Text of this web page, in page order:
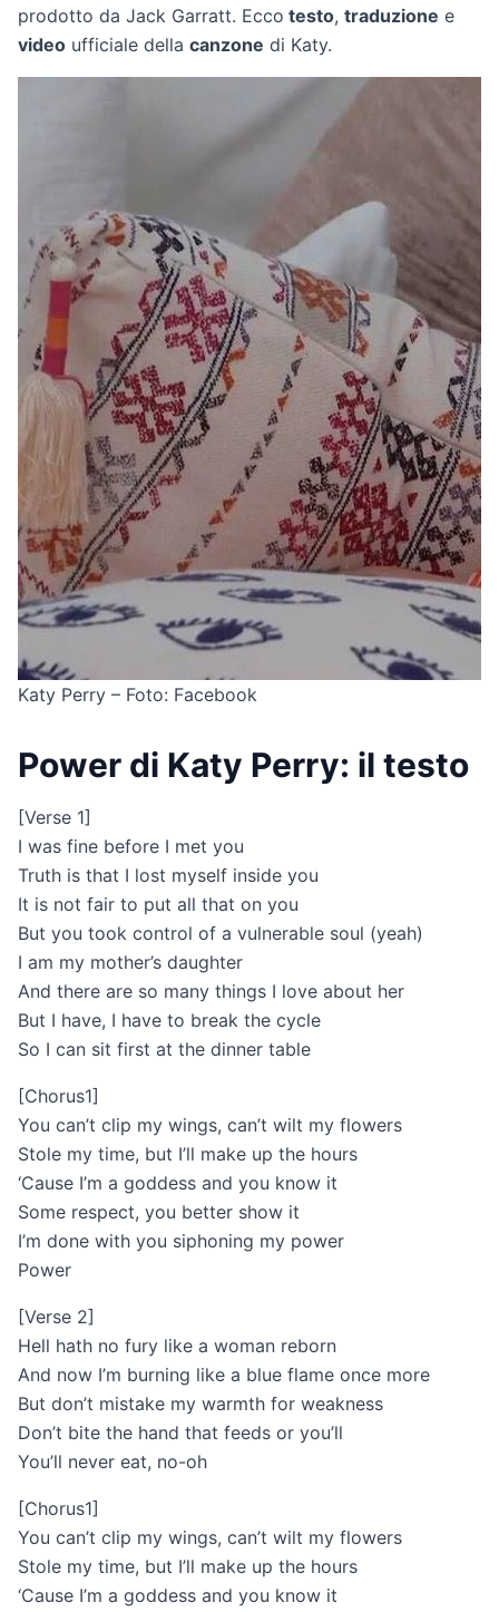
prodotto da Jack Garratt. Ecco testo, traduzione e
video ufficiale della canzone di Katy.
Katy Perry – Foto: Facebook
Power di Katy Perry: il testo
[Verse 1]
I was fine before I met you
Truth is that I lost myself inside you
It is not fair to put all that on you
But you took control of a vulnerable soul (yeah)
I am my mother’s daughter
And there are so many things I love about her
But I have, I have to break the cycle
So I can sit first at the dinner table
[Chorus1]
You can’t clip my wings, can’t wilt my flowers
Stole my time, but I’ll make up the hours
‘Cause I’m a goddess and you know it
Some respect, you better show it
I’m done with you siphoning my power
Power
[Verse 2]
Hell hath no fury like a woman reborn
And now I’m burning like a blue flame once more
But don’t mistake my warmth for weakness
Don’t bite the hand that feeds or you’ll
You’ll never eat, no-oh
[Chorus1]
You can’t clip my wings, can’t wilt my flowers
Stole my time, but I’ll make up the hours
‘Cause I’m a goddess and you know it